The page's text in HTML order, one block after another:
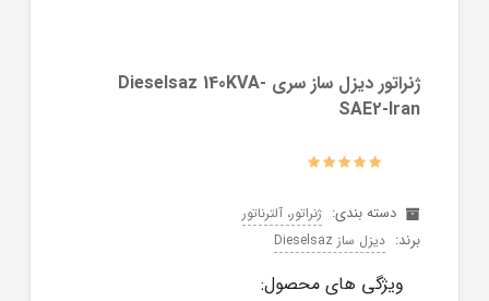
ژنراتور دیزل ساز سری Dieselsaz 140KVA-
SAE2-Iran
دسته بندی: ژنراتور، آلترناتور
برند: دیزل ساز Dieselsaz
ویژگی های محصول: